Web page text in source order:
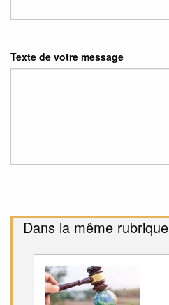
Texte de votre message
Dans la même rubrique